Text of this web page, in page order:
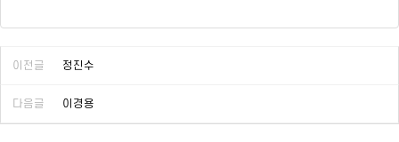
이전글 정진수
다음글 이경용